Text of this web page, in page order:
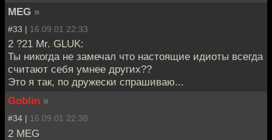
MEG »
#33 | 16.09.01 22:33
2 ?21 Mr. GLUK:
Ты никогда не замечал что настоящие идиоты всегда
считают себя умнее других??
Это я так, по дружески спрашиваю...
Goblin »
#34 | 16.09.01 22:38
2 MEG